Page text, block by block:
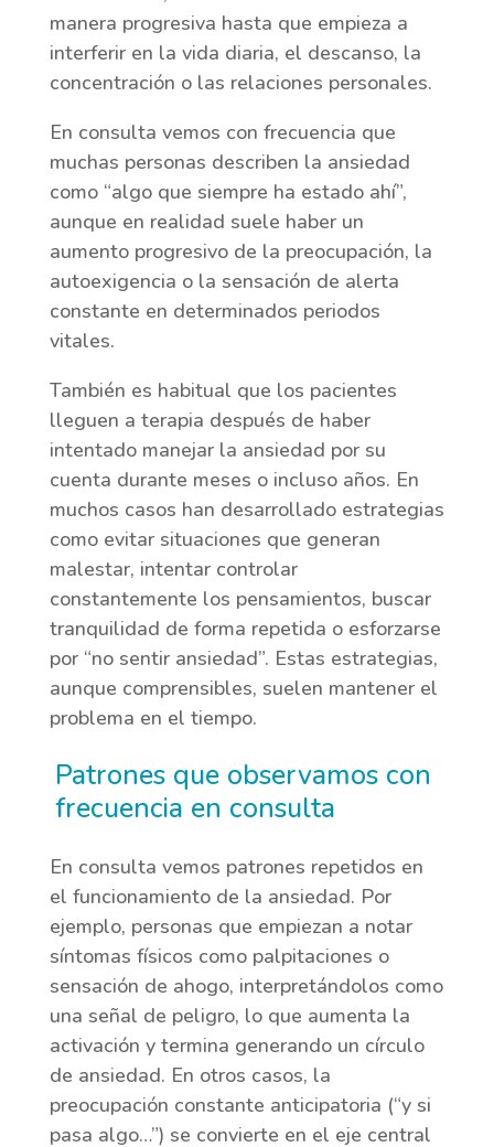
manera progresiva hasta que empieza a
interferir en la vida diaria, el descanso, la
concentración o las relaciones personales.
En consulta vemos con frecuencia que
muchas personas describen la ansiedad
como “algo que siempre ha estado ahí”,
aunque en realidad suele haber un
aumento progresivo de la preocupación, la
autoexigencia o la sensación de alerta
constante en determinados periodos
vitales.
También es habitual que los pacientes
lleguen a terapia después de haber
intentado manejar la ansiedad por su
cuenta durante meses o incluso años. En
muchos casos han desarrollado estrategias
como evitar situaciones que generan
malestar, intentar controlar
constantemente los pensamientos, buscar
tranquilidad de forma repetida o esforzarse
por “no sentir ansiedad”. Estas estrategias,
aunque comprensibles, suelen mantener el
problema en el tiempo.
Patrones que observamos con
frecuencia en consulta
En consulta vemos patrones repetidos en
el funcionamiento de la ansiedad. Por
ejemplo, personas que empiezan a notar
síntomas físicos como palpitaciones o
sensación de ahogo, interpretándolos como
una señal de peligro, lo que aumenta la
activación y termina generando un círculo
de ansiedad. En otros casos, la
preocupación constante anticipatoria (“y si
pasa algo…”) se convierte en el eje central